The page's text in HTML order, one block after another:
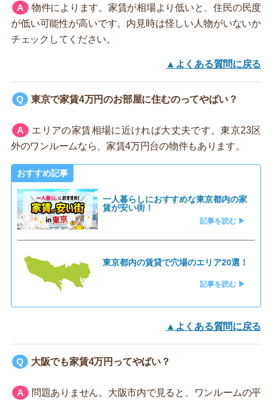
物件によります。家賃が相場より低いと、住民の民度
が低い可能性が高いです。内見時は怪しい人物がいないか
チェックしてください。
▲よくある質問に戻る
東京で家賃4万円のお部屋に住むのってやばい？
エリアの家賃相場に近ければ大丈夫です。東京23区
外のワンルームなら、家賃4万円台の物件もあります。
おすすめ記事
一人暮らしにおすすめな東京都内の家
賃が安い街！
記事を読む ▶
東京都内の賃貸で穴場のエリア20選！
記事を読む ▶
▲よくある質問に戻る
大阪でも家賃4万円ってやばい？
問題ありません。大阪市内で見ると、ワンルームの平